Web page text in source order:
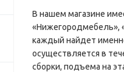
В нашем магазине
«Нижегородмебель»,
каждый найдет
осуществляется в
сборки, подъема на